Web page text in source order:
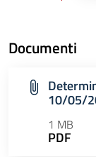
Documenti
10/05/
1 MB
PDF